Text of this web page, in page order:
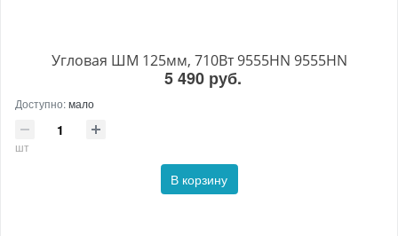
Угловая ШМ 125мм, 710Вт 9555HN 9555HN
5 490 руб.
Доступно:мало
шт
В корзину